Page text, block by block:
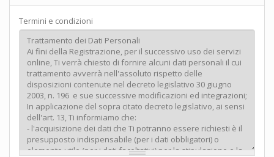
Termini e condizioni